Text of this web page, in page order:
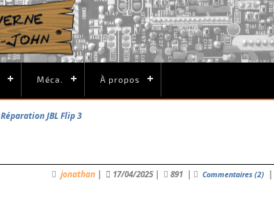
Méca. À propos
Réparation JBL Flip 3
jonathan | 17/04/2025| 891 | Commentaires (2) |